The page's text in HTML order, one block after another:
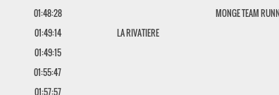
01:48:28
MONGE TEAM
01:49:14
LA RIVATIERE
01:49:15
01:55:47
01:57:57